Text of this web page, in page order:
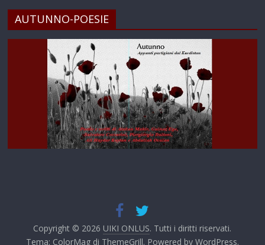
AUTUNNO-POESIE
Copyright © 2026 UIKI ONLUS. Tutti i diritti riservati.
Tema: ColorMagdi ThemeGrill. Powered by WordPress.